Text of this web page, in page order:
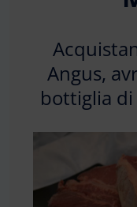
Angus,
bottiglia di